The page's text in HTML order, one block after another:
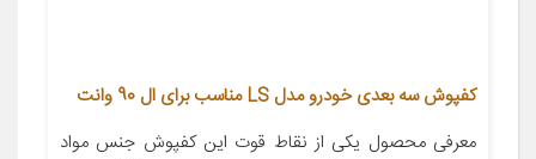
کفپوش سه بعدی خودرو مدل LS مناسب برای ال 90 وانت
معرفی محصول یکی از نقاط قوت این کفپوش جنس مواد